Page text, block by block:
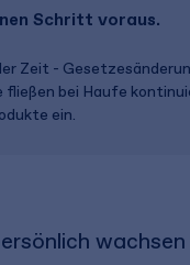
Schritt voraus.
Zeit -
fließen bei Haufe
ein.